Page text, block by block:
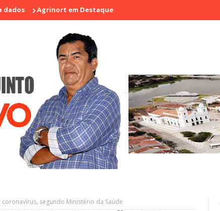
Agrinort em Destaque na I Feira de Artesãos e Produtores
segundo Ministério da Saúde